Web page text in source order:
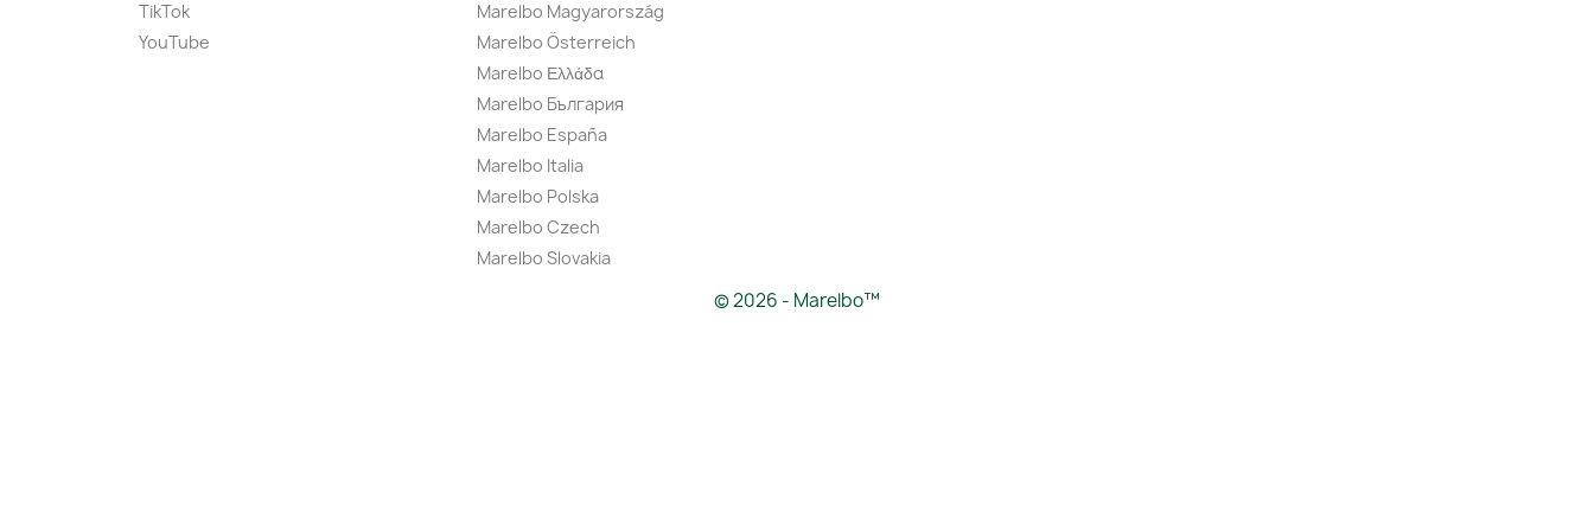
TikTok
YouTube
Marelbo Magyarország
Marelbo Österreich
Marelbo Ελλάδα
Marelbo България
Marelbo España
Marelbo Italia
Marelbo Polska
Marelbo Czech
Marelbo Slovakia
© 2026 - Marelbo™